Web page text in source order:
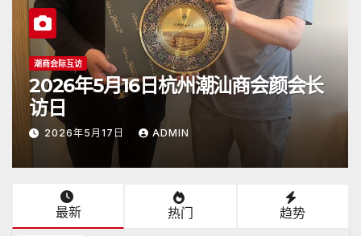
潮商会际互访
2026年5月16日杭州潮汕商会颜会长
访日
2026年5月17日 ADMIN
最新 热门 趋势